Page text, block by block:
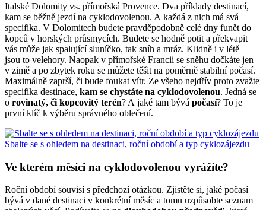
Italské Dolomity vs. přímořská Provence. Dva příklady destinací,
kam se běžně jezdí na cyklodovolenou. A každá z nich má svá
specifika. V Dolomitech budete pravděpodobně celé dny funět do
kopců v horských průsmycích. Budete se hodně potit a překvapit
vás může jak spalující sluníčko, tak sníh a mráz. Klidně i v létě –
jsou to velehory. Naopak v přímořské Francii se sněhu dočkáte jen
v zimě a po zbytek roku se můžete těšit na poměrně stabilní počasí.
Maximálně zaprší, či bude foukat vítr. Ze všeho nejdřív proto zvažte
specifika destinace, kam se chystáte na cyklodovolenou. Jedná se
o rovinatý, či kopcovitý terén? A jaké tam bývá počasí? To je
první klíč k výběru správného oblečení.
Sbalte se s ohledem na destinaci, roční období a typ cyklozájezdu
Ve kterém měsíci na cyklodovolenou vyrážíte?
Roční období souvisí s předchozí otázkou. Zjistěte si, jaké počasí
bývá v dané destinaci v konkrétní měsíc a tomu uzpůsobte seznam